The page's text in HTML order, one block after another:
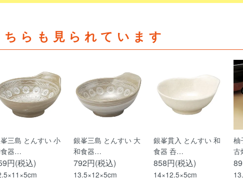
ちらも見られています
三島 とんすい 小
器…
円(税込)
銀峯三島 とんすい 大
和食器…
792円(税込)
13.5×12×5cm
銀峯貫入 とんすい 和
食器 呑…
858円(税込)
14×12.5×5cm
柚
古